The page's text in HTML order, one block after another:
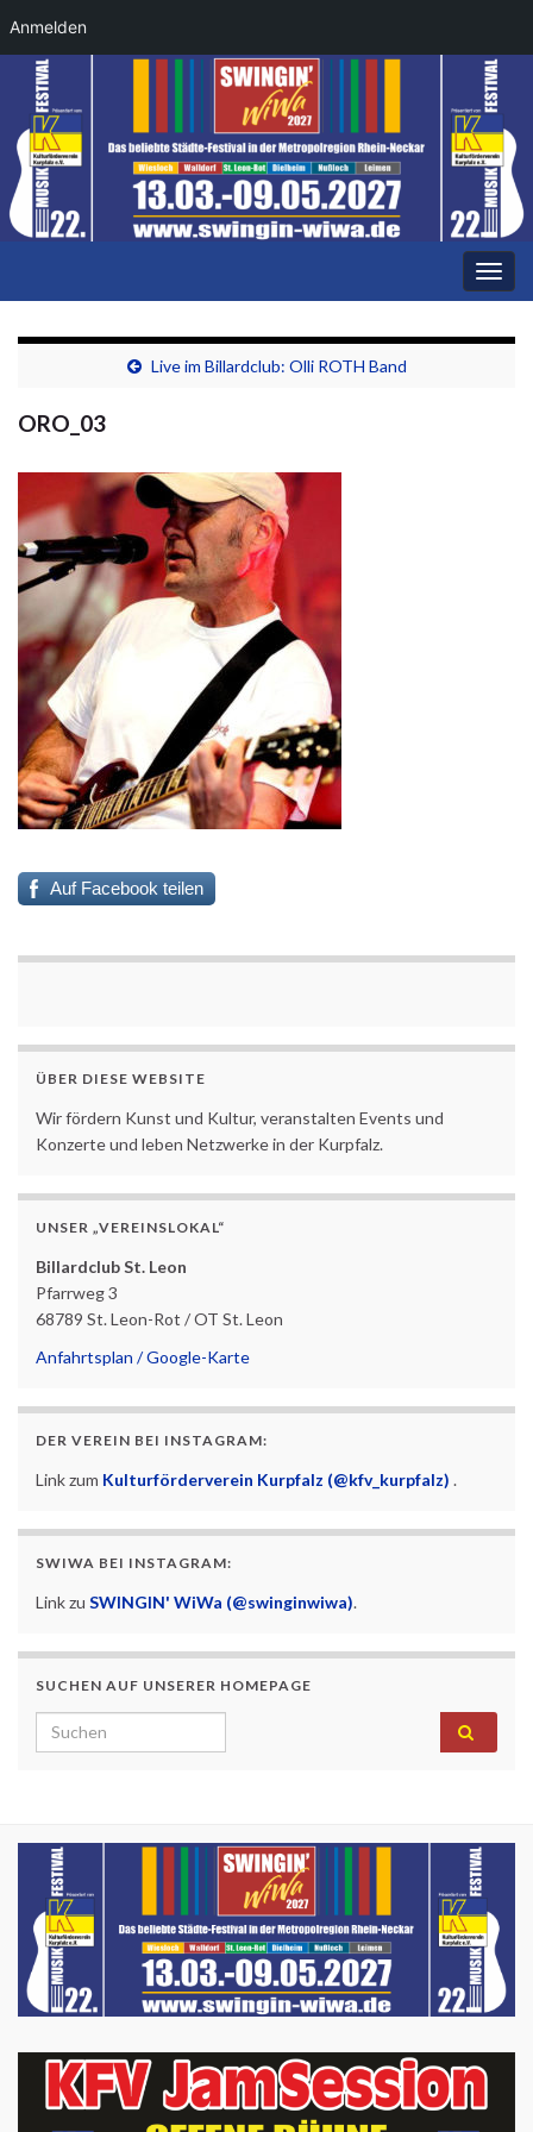
Anmelden
Live im Billardclub: Olli ROTH Band
ORO_03
Auf Facebook teilen
ÜBER DIESE WEBSITE
Wir fördern Kunst und Kultur, veranstalten Events und
Konzerte und leben Netzwerke in der Kurpfalz.
UNSER „VEREINSLOKAL“
Billardclub St. Leon
Pfarrweg 3
68789 St. Leon-Rot / OT St. Leon
Anfahrtsplan / Google-Karte
DER VEREIN BEI INSTAGRAM:
Link zum Kulturförderverein Kurpfalz (@kfv_kurpfalz) .
SWIWA BEI INSTAGRAM:
Link zu SWINGIN' WiWa (@swinginwiwa).
SUCHEN AUF UNSERER HOMEPAGE
Search for: